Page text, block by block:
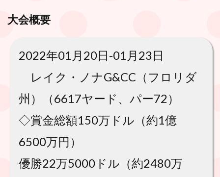
大会概要
2022年01月20日-01月23日
レイク・ノナG&CC（フロリダ
州）（6617ヤード、パー72）
◇賞金総額150万ドル（約1億
6500万円）
優勝22万5000ドル（約2480万